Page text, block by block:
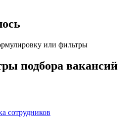
или фильтры
подбора вакансий
сотрудников